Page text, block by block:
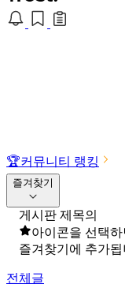
🏆커뮤니티 랭킹
즐겨찾기
게시판 제목의
아이콘을 선택하
즐겨찾기에 추가됩
전체글